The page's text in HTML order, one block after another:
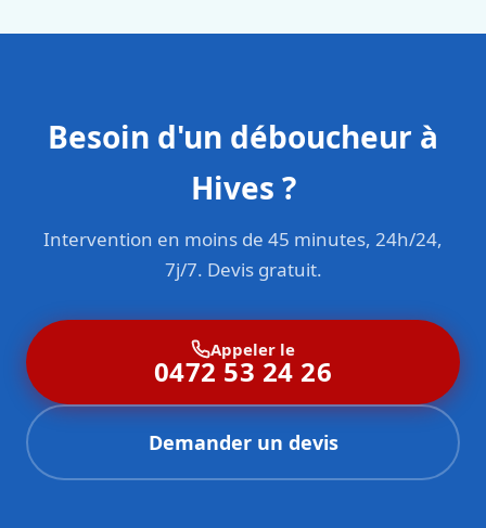
Besoin d'un déboucheur à
Hives ?
Intervention en moins de 45 minutes, 24h/24,
7j/7. Devis gratuit.
Appeler le
0472 53 24 26
Demander un devis